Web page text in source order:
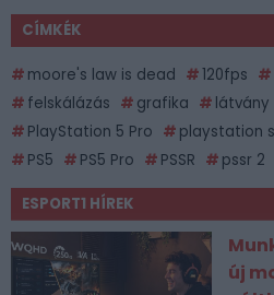
CÍMKÉK
moore's law is dead 120fps
felskálázás
grafika látvány
PlayStation 5 Pro
playstation
PS5
PS5 Pro PSSR pssr 2
ESPORT1 HÍREK
új